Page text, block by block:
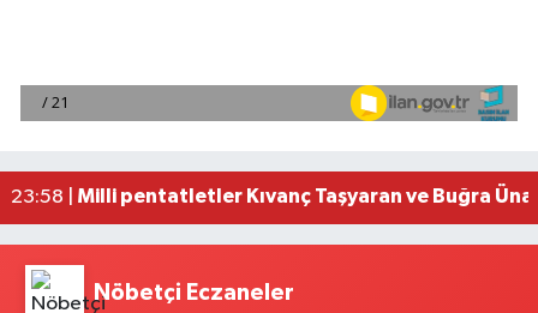
00:39 |
Mersin'de uyuşturucu operasyonunda 190
23:58 | Milli pentatletler Kıvanç Taşyaran ve Buğra
Nöbetçi Eczaneler